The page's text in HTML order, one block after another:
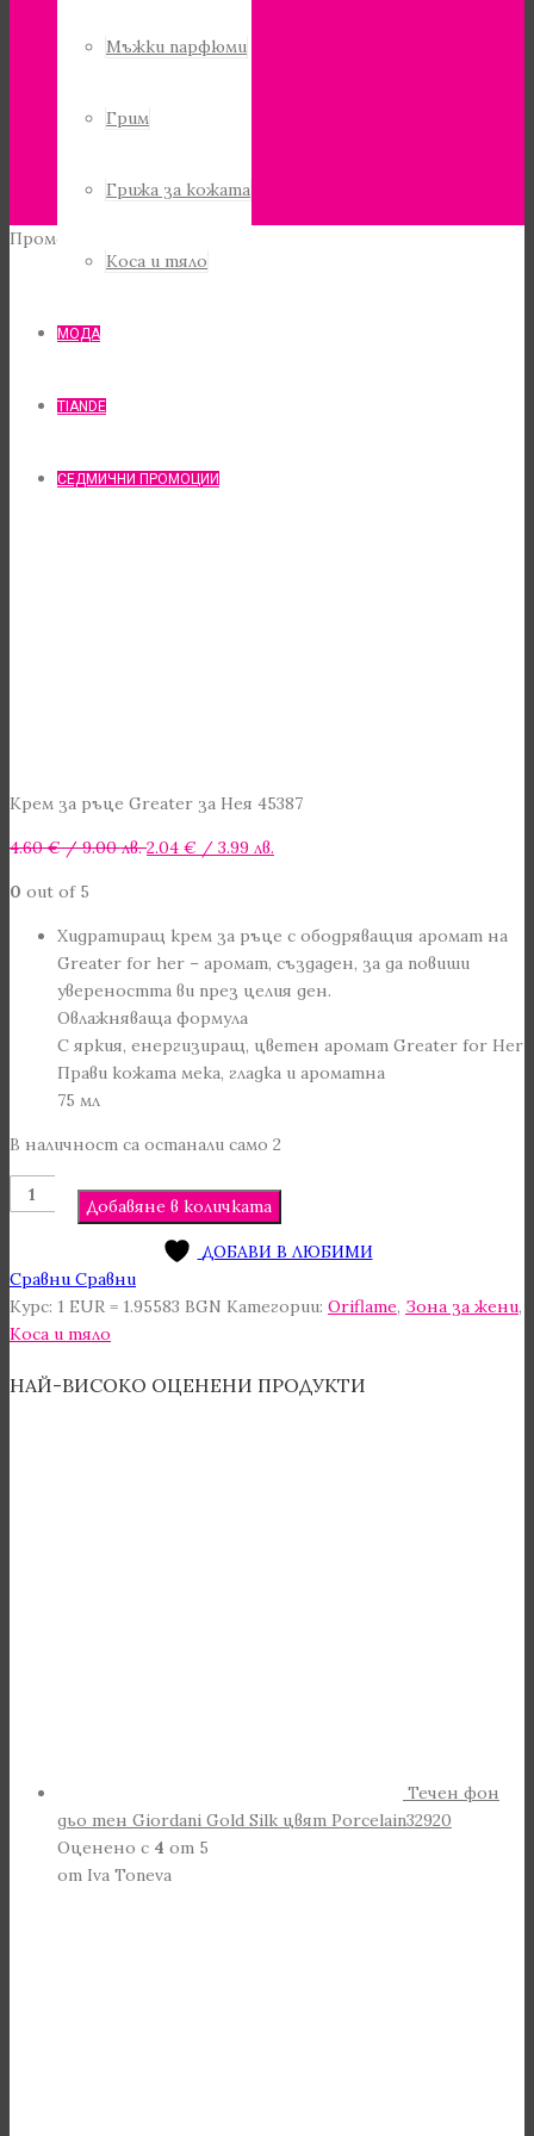
Мъжки парфюми
Грим
Грижа за кожата
Коса и тяло
МОДА
TIANDE
СЕДМИЧНИ ПРОМОЦИИ
Промо!
Крем за ръце Greater за Нея 45387
4.60€/ 9.00 лв.Original
4.60 €
/
9.00 лв..
2.04 € / 3.99 лв.
2.04 €
/
3.99 лв..
0 out of 5
Хидратиращ крем за ръце с ободряващия аромат на
Greater for her – аромат, създаден, за да повиши
увереността ви през целия ден.
Овлажняваща формула
С яркия, енергизиращ, цветен аромат Greater for Her
Прави кожата мека, гладка и ароматна
75 мл
В наличност са останали само 2
количество
за
за
ръце
Greater
Нея
Добавяне в количката
ДОБАВИ В ЛЮБИМИ
Сравни Сравни
Курс: 1 EUR = 1.95583 BGN Категории: Oriflame, Зона за жени,
Коса и тяло
НАЙ-ВИСОКО ОЦЕНЕНИ ПРОДУКТИ
Течен фон
дьо тен Giordani Gold Silk цвят Porcelain32920
Оценено с 4 от 5
от Iva Toneva